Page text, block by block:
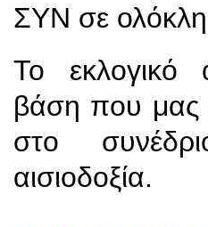
ΣΥΝ σε
Το εκλογικό
βάση που μας
στο
αισιοδοξία.